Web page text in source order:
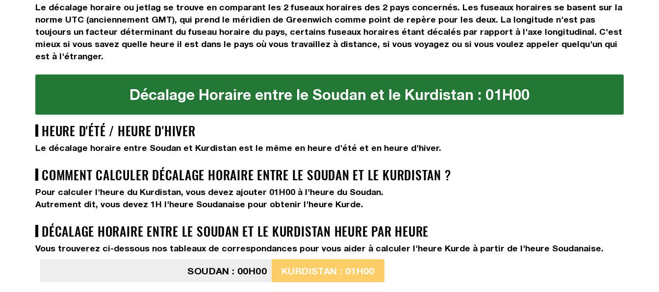
Le décalage horaire ou jetlag se trouve en comparant les 2 fuseaux horaires des 2 pays concernés. Les fuseaux horaires se basent sur la
norme UTC (anciennement GMT), qui prend le méridien de Greenwich comme point de repère pour les deux. La longitude n'est pas
toujours un facteur déterminant du fuseau horaire du pays, certains fuseaux horaires étant décalés par rapport à l'axe longitudinal. C'est
mieux si vous savez quelle heure il est dans le pays où vous travaillez à distance, si vous voyagez ou si vous voulez appeler quelqu'un qui
est à l'étranger.
Décalage Horaire entre le Soudan et le Kurdistan : 01H00
HEURE D'ÉTÉ / HEURE D'HIVER
Le décalage horaire entre Soudan et Kurdistan est le même en heure d'été et en heure d'hiver.
COMMENT CALCULER DÉCALAGE HORAIRE ENTRE LE SOUDAN ET LE KURDISTAN ?
Pour calculer l'heure du Kurdistan, vous devez ajouter 01H00 à l'heure du Soudan.
Autrement dit, vous devez 1H l'heure Soudanaise pour obtenir l'heure Kurde.
DÉCALAGE HORAIRE ENTRE LE SOUDAN ET LE KURDISTAN HEURE PAR HEURE
Vous trouverez ci-dessous nos tableaux de correspondances pour vous aider à calculer l'heure Kurde à partir de l'heure Soudanaise.
SOUDAN : 00H00 KURDISTAN : 01H00